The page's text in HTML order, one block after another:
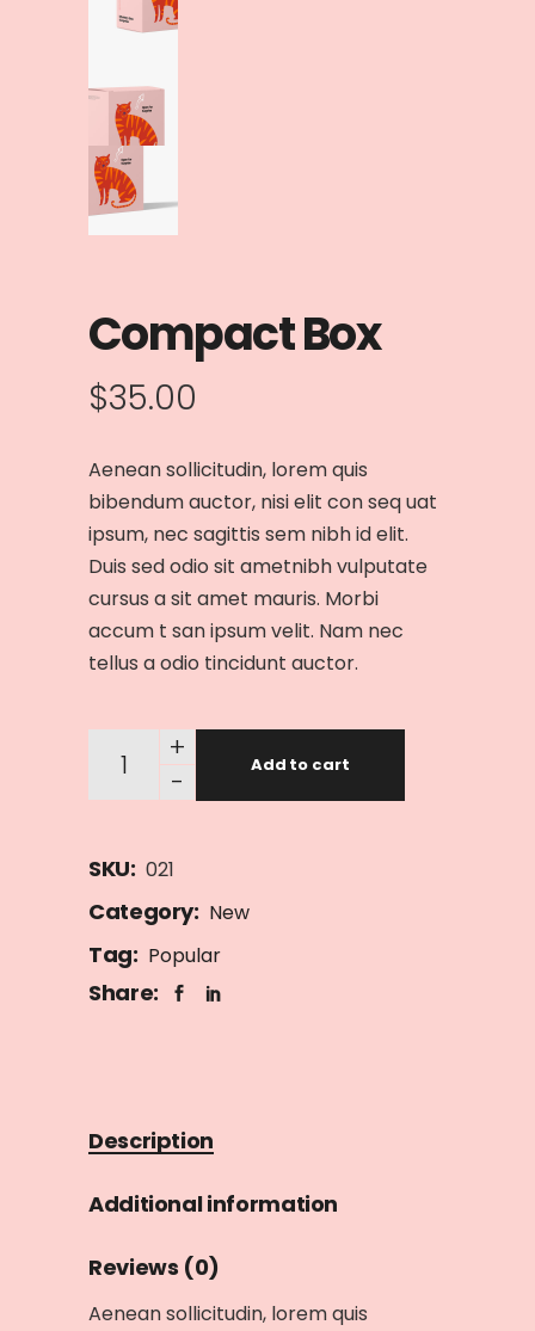
Compact Box
$35.00
Aenean sollicitudin, lorem quis
bibendum auctor, nisi elit con seq uat
ipsum, nec sagittis sem nibh id elit.
Duis sed odio sit ametnibh vulputate
cursus a sit amet mauris. Morbi
accum t san ipsum velit. Nam nec
tellus a odio tincidunt auctor.
-
+
Add to cart
SKU: 021
Category: New
Tag: Popular
Share:
Description
Additional information
Reviews (0)
Aenean sollicitudin, lorem quis